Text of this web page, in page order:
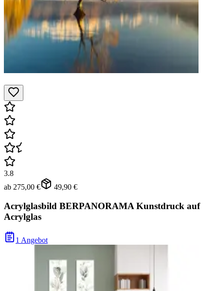
3.8
ab 275,00 € 49,90 €
Acrylglasbild BERPANORAMA Kunstdruck auf
Acrylglas
1 Angebot